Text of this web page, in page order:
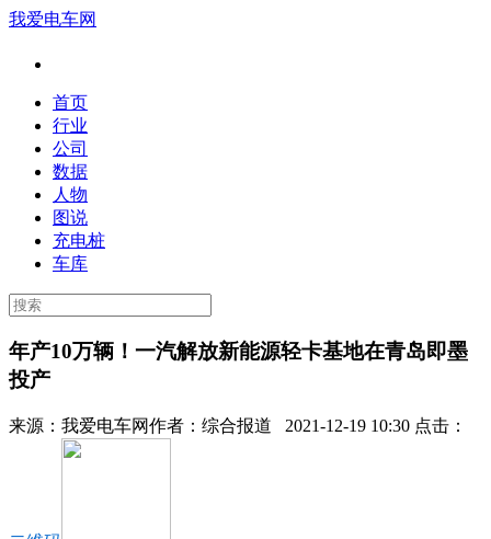
我爱电车网
首页
行业
公司
数据
人物
图说
充电桩
车库
年产10万辆！一汽解放新能源轻卡基地在青岛即墨
投产
来源： 我爱电车网作者： 综合报道 2021-12-19 10:30 点击：